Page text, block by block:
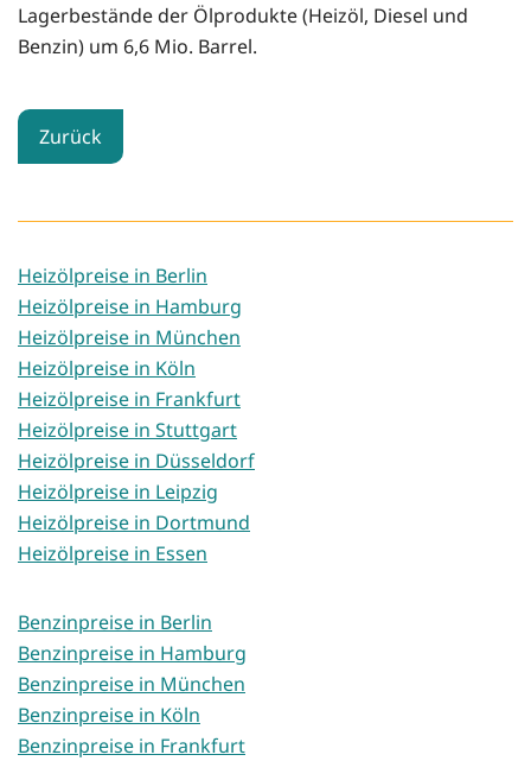
Lagerbestände der Ölprodukte (Heizöl, Diesel und
Benzin) um 6,6 Mio. Barrel.
Zurück
Heizölpreise in Berlin
Heizölpreise in Hamburg
Heizölpreise in München
Heizölpreise in Köln
Heizölpreise in Frankfurt
Heizölpreise in Stuttgart
Heizölpreise in Düsseldorf
Heizölpreise in Leipzig
Heizölpreise in Dortmund
Heizölpreise in Essen
Benzinpreise in Berlin
Benzinpreise in Hamburg
Benzinpreise in München
Benzinpreise in Köln
Benzinpreise in Frankfurt